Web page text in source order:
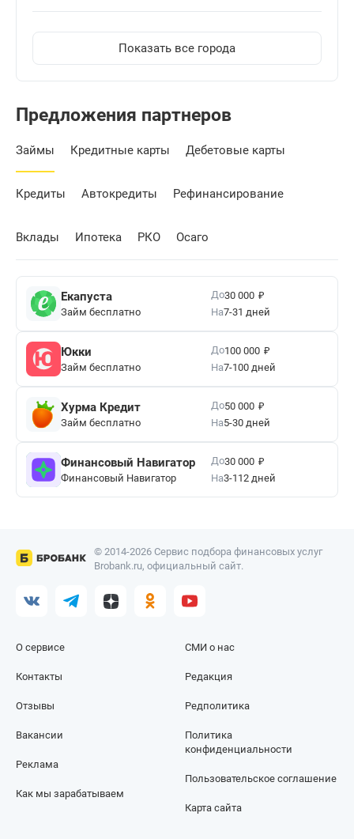
Показать все города
Предложения партнеров
Займы Кредитные карты Дебетовые карты
Кредиты Автокредиты Рефинансирование
Вклады Ипотека РКО Осаго
Екапуста
Займ бесплатно
До30 000 ₽
На7-31 дней
Юкки
Займ бесплатно
До100 000 ₽
На7-100 дней
Хурма Кредит
Займ бесплатно
До50 000 ₽
На5-30 дней
Финансовый Навигатор
Финансовый Навигатор
До30 000 ₽
На3-112 дней
© 2014-2026 Сервис подбора финансовых услуг
Brobank.ru, официальный сайт.
О сервисе
Контакты
Отзывы
СМИ о нас
Редакция
Редполитика
Вакансии
Реклама
Как мы зарабатываем
Политика
конфиденциальности
Пользовательское соглашение
Карта сайта